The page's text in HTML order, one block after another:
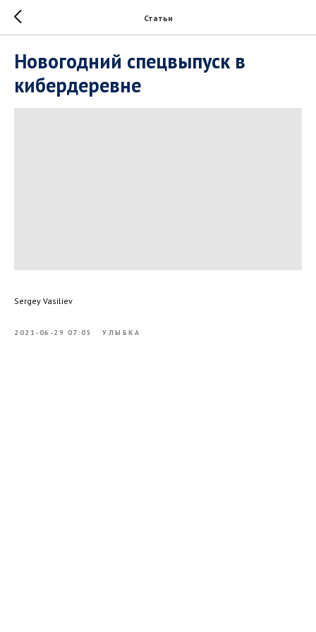
Статьи
Новогодний спецвыпуск в
кибердеревне
Sergey Vasiliev
2021-06-29 07:05 УЛЫБКА